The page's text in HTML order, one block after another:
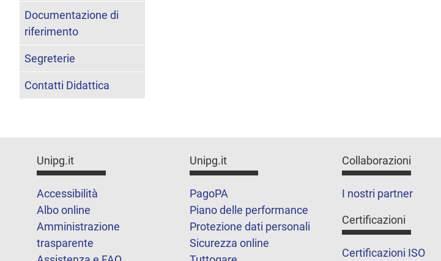
Documentazione di
riferimento
Segreterie
Contatti Didattica
Unipg.it
Accessibilità
Albo online
Amministrazione
trasparente
Unipg.it
PagoPA
Piano delle performance
Protezione dati personali
Sicurezza online
Collaborazioni
I nostri partner
Certificazioni
Certificazioni ISO